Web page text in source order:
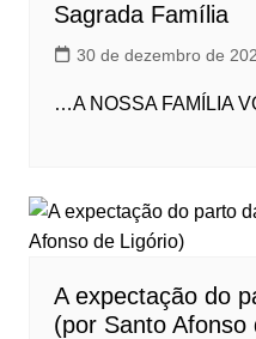
Sagrada Família
30 de dezembro de
…A NOSSA FAMÍLIA
A expectação do
(por Santo Afonso